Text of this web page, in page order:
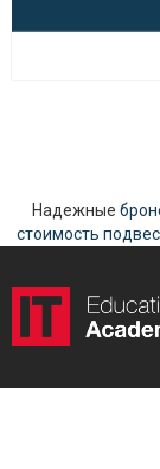
Надежные
стоимость